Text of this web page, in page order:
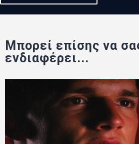
Μπορεί επίσης να
ενδιαφέρει...